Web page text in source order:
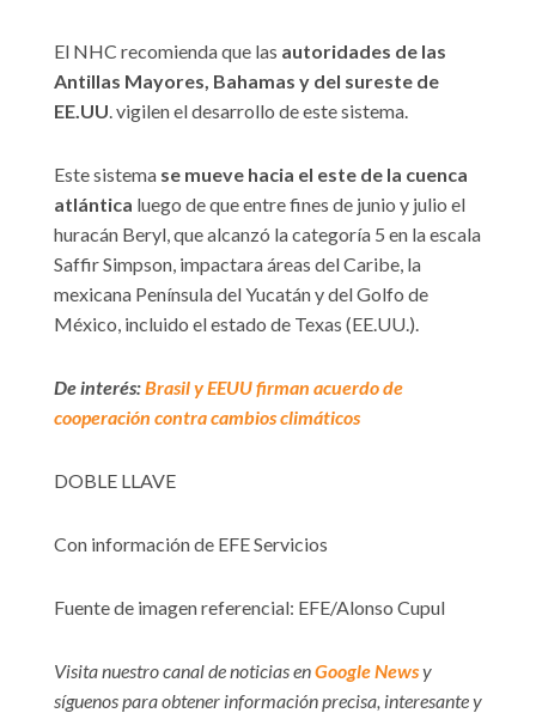
El NHC recomienda que las autoridades de las
Antillas Mayores, Bahamas y del sureste de
EE.UU. vigilen el desarrollo de este sistema.
Este sistema se mueve hacia el este de la cuenca
atlántica luego de que entre fines de junio y julio el
huracán Beryl, que alcanzó la categoría 5 en la escala
Saffir Simpson, impactara áreas del Caribe, la
mexicana Península del Yucatán y del Golfo de
México, incluido el estado de Texas (EE.UU.).
De interés:Brasil y EEUU firman acuerdo de
cooperación contra cambios climáticos
DOBLE LLAVE
Con información de EFE Servicios
Fuente de imagen referencial: EFE/Alonso Cupul
Visita nuestro canal de noticias enGoogle Newsy
síguenos para obtener información precisa, interesante y